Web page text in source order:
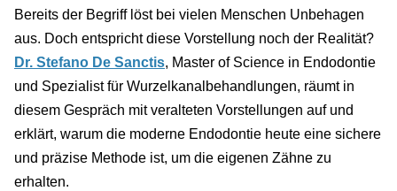
Bereits der Begriff löst bei vielen Menschen Unbehagen
aus. Doch entspricht diese Vorstellung noch der Realität?
Dr. Stefano De Sanctis, Master of Science in Endodontie
und Spezialist für Wurzelkanalbehandlungen, räumt in
diesem Gespräch mit veralteten Vorstellungen auf und
erklärt, warum die moderne Endodontie heute eine sichere
und präzise Methode ist, um die eigenen Zähne zu
erhalten.